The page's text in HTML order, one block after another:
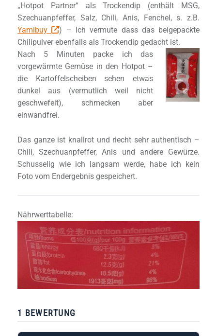
„Hotpot Partner“ als Trockendip (enthält MSG,
Szechuanpfeffer, Salz, Chili, Anis, Fenchel, s. z.B.
Yamibuy
) – ich vermute dass das beigepackte
Chilipulver ebenfalls als Trockendip gedacht ist.
Nach 5 Minuten packe ich das
vorgewärmte Gemüse in den Hotpot –
die Kartoffelscheiben sehen etwas
dunkel aus (vermutlich weil nicht
geschwefelt), schmecken aber
einwandfrei.
Das ganze ist knallrot und riecht sehr authentisch –
Chili, Szechuanpfeffer, Anis und andere Gewürze.
Schusselig wie ich langsam werde, habe ich kein
Foto vom Endergebnis gespeichert.
Nährwerttabelle:
1 BEWERTUNG